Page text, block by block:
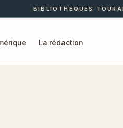
BIBLIOTHÈQUES
La rédaction